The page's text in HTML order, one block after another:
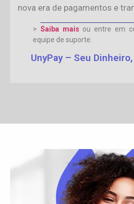
nova era de pagamentos e
> Saiba mais ou entre em
equipe de suporte.
UnyPay – Seu